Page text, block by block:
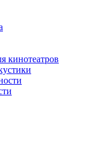
кинотеатров